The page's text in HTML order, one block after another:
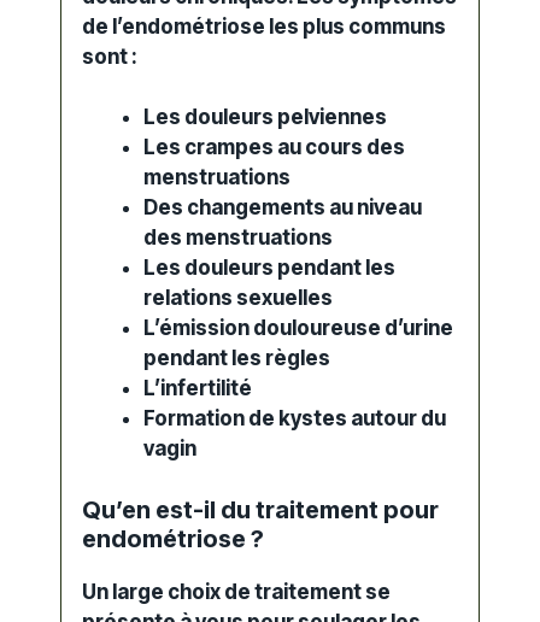
de l’endométriose les plus communs
sont :
Les douleurs pelviennes
Les crampes au cours des
menstruations
Des changements au niveau
des menstruations
Les douleurs pendant les
relations sexuelles
L’émission douloureuse d’urine
pendant les règles
L’infertilité
Formation de kystes autour du
vagin
Qu’en est-il du traitement pour
endométriose ?
Un large choix de traitement se